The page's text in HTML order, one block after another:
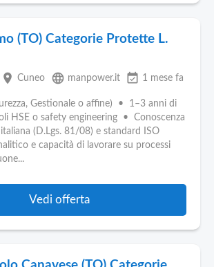
(TO) Categorie Protette L.
place Cuneo language manpower.it event_available 1 mese fa
Gestionale o affine) • 1–3 anni di
HSE o safety engineering • Conoscenza
(D.Lgs. 81/08) e standard ISO
e capacità di lavorare su processi
Vedi offerta